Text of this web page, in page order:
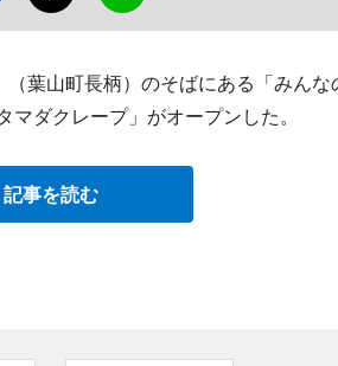
葉山町長柄）のそばにある「みんな
ダクレープ」がオープンした。
記事を読む